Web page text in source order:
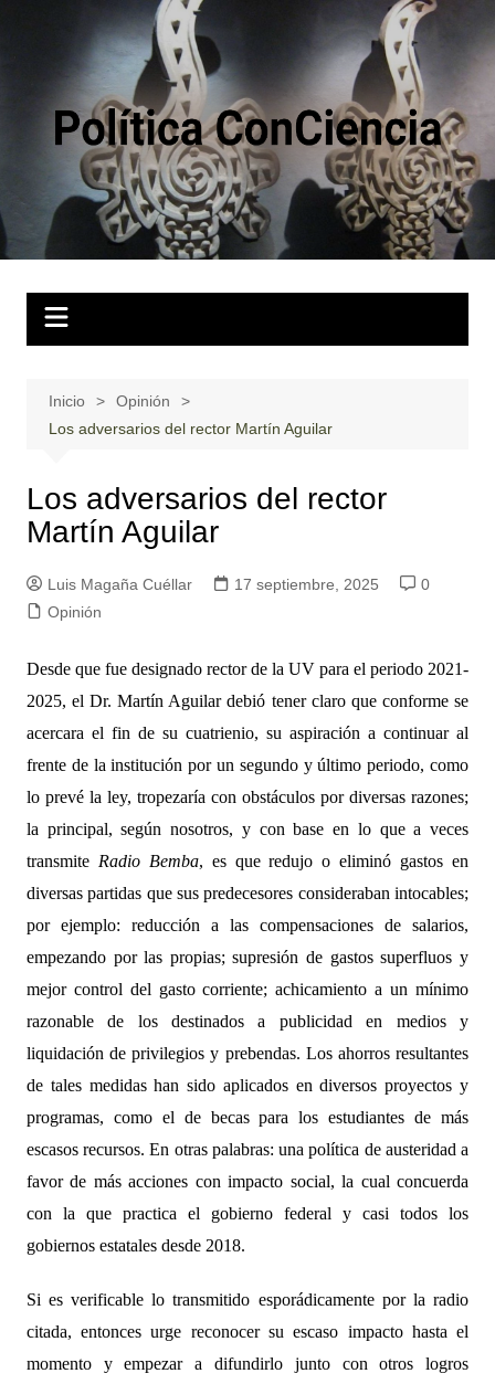
Inicio
Opinión
Los adversarios del rector Martín Aguilar
Los adversarios del rector
Martín Aguilar
Luis Magaña Cuéllar 17 septiembre, 2025
0
Opinión
Desde que fue designado rector de la UV para el periodo 2021-
2025, el Dr. Martín Aguilar debió tener claro que conforme se
acercara el fin de su cuatrienio, su aspiración a continuar al
frente de la institución por un segundo y último periodo, como
lo prevé la ley, tropezaría con obstáculos por diversas razones;
la principal, según nosotros, y con base en lo que a veces
transmite Radio Bemba, es que redujo o eliminó gastos en
diversas partidas que sus predecesores consideraban intocables;
por ejemplo: reducción a las compensaciones de salarios,
empezando por las propias; supresión de gastos superfluos y
mejor control del gasto corriente; achicamiento a un mínimo
razonable de los destinados a publicidad en medios y
liquidación de privilegios y prebendas. Los ahorros resultantes
de tales medidas han sido aplicados en diversos proyectos y
programas, como el de becas para los estudiantes de más
escasos recursos. En otras palabras: una política de austeridad a
favor de más acciones con impacto social, la cual concuerda
con la que practica el gobierno federal y casi todos los
gobiernos estatales desde 2018.
Si es verificable lo transmitido esporádicamente por la radio
citada, entonces urge reconocer su escaso impacto hasta el
momento y empezar a difundirlo junto con otros logros